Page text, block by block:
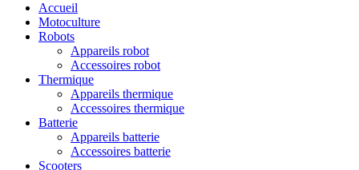
Accueil
Motoculture
Robots
Appareils robot
Accessoires robot
Thermique
Appareils thermique
Accessoires thermique
Batterie
Appareils batterie
Accessoires batterie
Scooters